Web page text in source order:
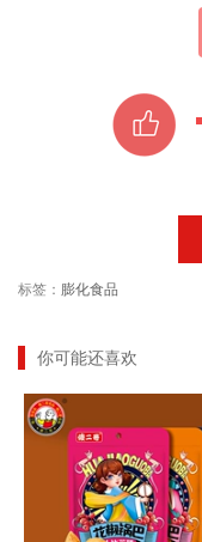
标签： 膨化食品
你可能还喜欢